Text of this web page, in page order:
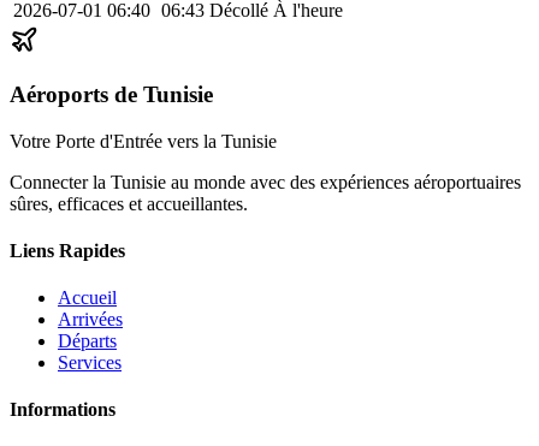
2026-07-01 06:40 06:43 Décollé À l'heure
Aéroports de Tunisie
Votre Porte d'Entrée vers la Tunisie
Connecter la Tunisie au monde avec des expériences aéroportuaires
sûres, efficaces et accueillantes.
Liens Rapides
Accueil
Arrivées
Départs
Services
Informations